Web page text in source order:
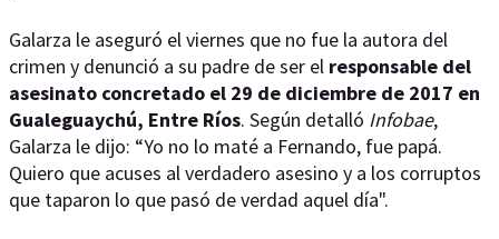
Galarza le aseguró el viernes que no fue la autora del
crimen y denunció a su padre de ser el responsable del
asesinato concretado el 29 de diciembre de 2017 en
Gualeguaychú, Entre Ríos. Según detalló Infobae,
Galarza le dijo: “Yo no lo maté a Fernando, fue papá.
Quiero que acuses al verdadero asesino y a los corruptos
que taparon lo que pasó de verdad aquel día".